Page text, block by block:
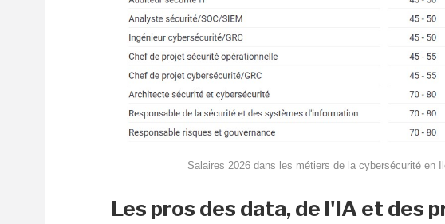
Salaires 2026 dans les métiers de la cybersécurité en
Les pros des data, de l'IA et des